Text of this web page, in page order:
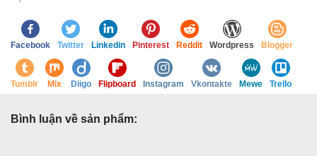
Facebook Twitter Linkedin Pinterest Reddit Wordpress Blogger
Tumblr Mix Diigo Flipboard Instagram Vkontakte Mewe Trello
Bình luận về sản phẩm: